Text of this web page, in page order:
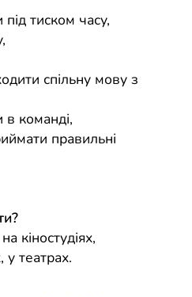
тиском часу,
спільну мову з
команді,
правильні
кіностудіях,
у театрах.